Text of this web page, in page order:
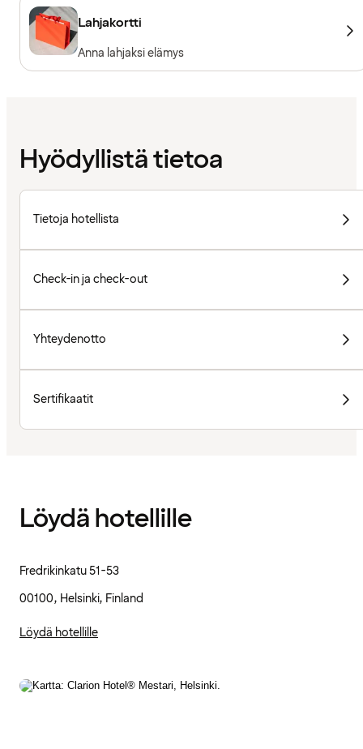
Lahjakortti
Anna lahjaksi elämys
Hyödyllistä tietoa
Tietoja hotellista
Check-in ja check-out
Yhteydenotto
Sertifikaatit
Löydä hotellille
Fredrikinkatu 51-53
00100, Helsinki, Finland
Löydä hotellille